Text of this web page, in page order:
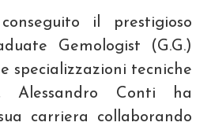
il prestigioso
Gemologist (G.G.)
specializzazioni tecniche
Alessandro Conti ha
carriera collaborando